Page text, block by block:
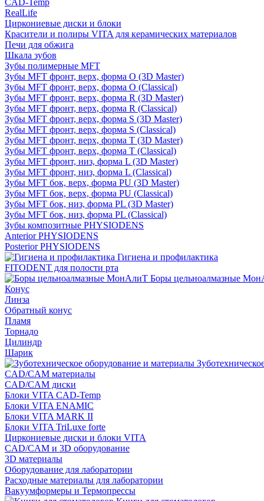
CAD-Temp
RealLife
Циркониевые диски и блоки
Красители и полиры VITA для керамических материалов
Печи для обжига
Шкала зубов
Зубы полимерные MFT
Зубы MFT фронт, верх, форма O (3D Master)
Зубы MFT фронт, верх, форма O (Classical)
Зубы MFT фронт, верх, форма R (3D Master)
Зубы MFT фронт, верх, форма R (Classical)
Зубы MFT фронт, верх, форма S (3D Master)
Зубы MFT фронт, верх, форма S (Classical)
Зубы MFT фронт, верх, форма T (3D Master)
Зубы MFT фронт, верх, форма T (Classical)
Зубы MFT фронт, низ, форма L (3D Master)
Зубы MFT фронт, низ, форма L (Classical)
Зубы MFT бок, верх, форма PU (3D Master)
Зубы MFT бок, верх, форма PU (Classical)
Зубы MFT бок, низ, форма PL (3D Master)
Зубы MFT бок, низ, форма PL (Classical)
Зубы композитные PHYSIODENS
Anterior PHYSIODENS
Posterior PHYSIODENS
Гигиена и профилактика
FITODENT для полости рта
Боры цельноалмазные
Конус
Линза
Обратный конус
Пламя
Торнадо
Цилиндр
Шарик
CAD/CAM материалы
CAD/CAM диски
Блоки VITA CAD-Temp
Блоки VITA ENAMIC
Блоки VITA MARK II
Блоки VITA TriLuxe forte
Циркониевые диски и блоки VITA
CAD/CAM и 3D оборудование
3D материалы
Оборудование для лаборатории
Расходные материалы для лаборатории
Вакуумформеры и Термопрессы